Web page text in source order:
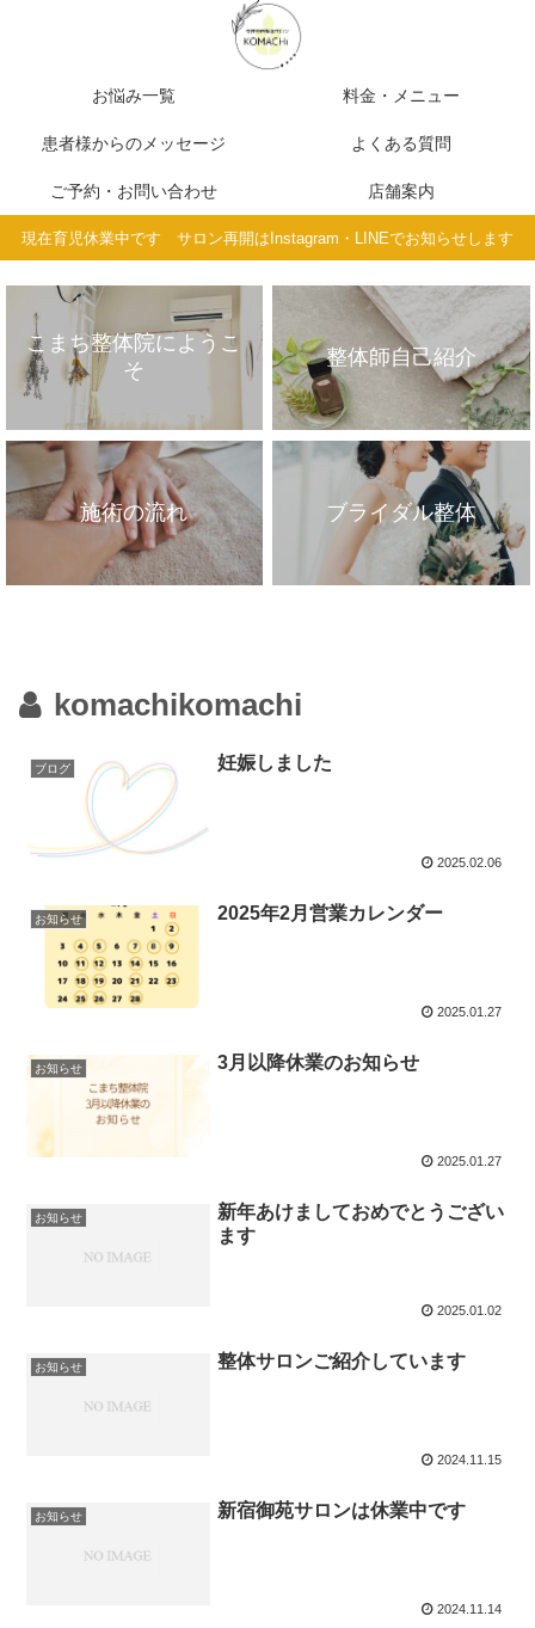
お悩み一覧 料金・メニュー
患者様からのメッセージ よくある質問
ご予約・お問い合わせ 店舗案内
現在育児休業中です サロン再開はInstagram・LINEでお知らせします
こまち整体院にようこ
そ
整体師自己紹介
施術の流れ ブライダル整体
komachikomachi
ブログ 妊娠しました
2025.02.06
お知らせ 2025年2月営業カレンダー
2025.01.27
お知らせ 3月以降休業のお知らせ
2025.01.27
お知らせ
新年あけましておめでとうござい
ます
2025.01.02
お知らせ 整体サロンご紹介しています
2024.11.15
お知らせ 新宿御苑サロンは休業中です
2024.11.14